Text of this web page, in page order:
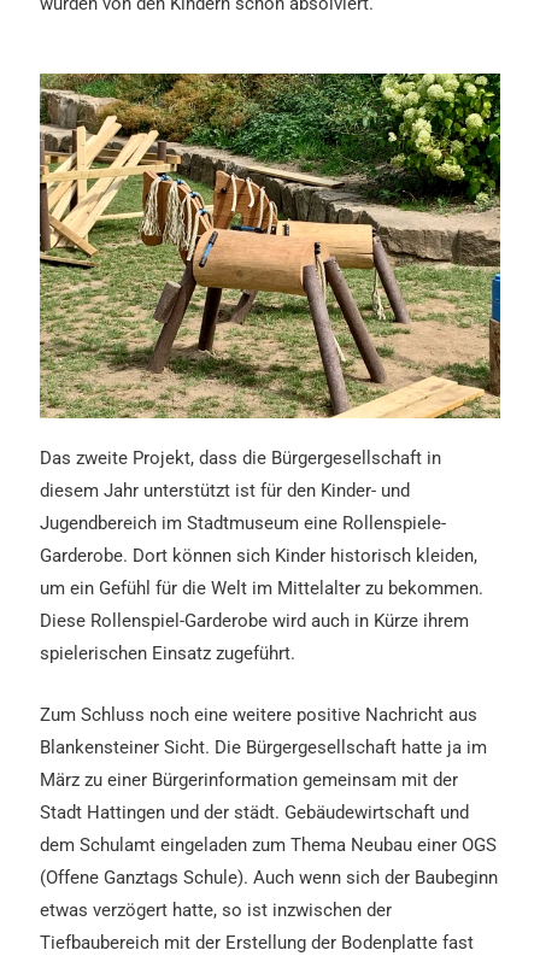
Das zweite Projekt, dass die Bürgergesellschaft in
diesem Jahr unterstützt ist für den Kinder- und
Jugendbereich im Stadtmuseum eine Rollenspiele-
Garderobe. Dort können sich Kinder historisch kleiden,
um ein Gefühl für die Welt im Mittelalter zu bekommen.
Diese Rollenspiel-Garderobe wird auch in Kürze ihrem
spielerischen Einsatz zugeführt.
Zum Schluss noch eine weitere positive Nachricht aus
Blankensteiner Sicht. Die Bürgergesellschaft hatte ja im
März zu einer Bürgerinformation gemeinsam mit der
Stadt Hattingen und der städt. Gebäudewirtschaft und
dem Schulamt eingeladen zum Thema Neubau einer OGS
(Offene Ganztags Schule). Auch wenn sich der Baubeginn
etwas verzögert hatte, so ist inzwischen der
Tiefbaubereich mit der Erstellung der Bodenplatte fast